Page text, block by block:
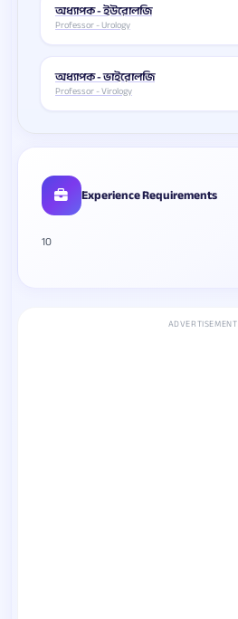
অধ্যাপক - ইউরোলজি
Professor - Urology
অধ্যাপক - ভাইরোলজি
Professor - Virology
Experience Requirements
10
ADVERTISEMENT